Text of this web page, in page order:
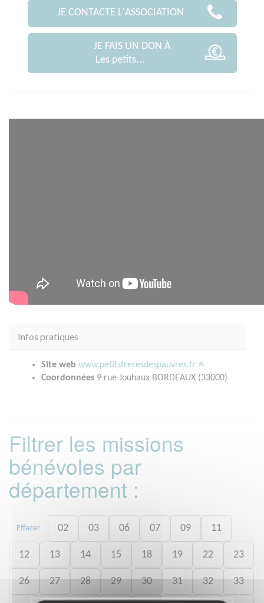
JE CONTACTE L'ASSOCIATION
JE FAIS UN DON À
Les petits...
Infos pratiques
Site web www.petitsfreresdespauvres.fr
Coordonnées 9 rue Jouhaux BORDEAUX (33000)
Filtrer les missions
bénévoles par
département :
Effacer 02 03 06 07 09 11
12 13 14 15 18 19 22 23
26 27 28 29 30 31 32 33